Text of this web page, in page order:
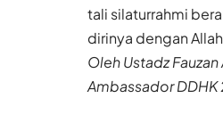
tali silaturrahmi
dirinya dengan
Oleh Ustadz
Ambassador DDHK